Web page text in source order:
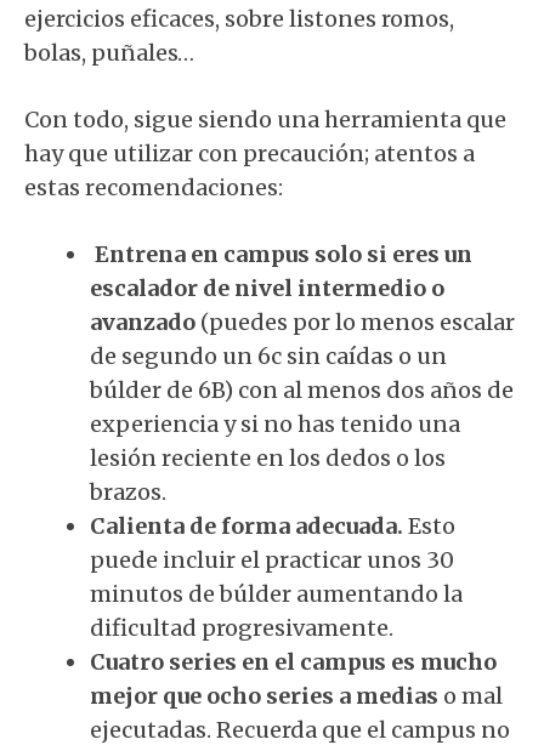
ejercicios eficaces, sobre listones romos,
bolas, puñales…
Con todo, sigue siendo una herramienta que
hay que utilizar con precaución; atentos a
estas recomendaciones:
Entrena en campus solo si eres un
escalador de nivel intermedio o
avanzado (puedes por lo menos escalar
de segundo un 6c sin caídas o un
búlder de 6B) con al menos dos años de
experiencia y si no has tenido una
lesión reciente en los dedos o los
brazos.
Calienta de forma adecuada. Esto
puede incluir el practicar unos 30
minutos de búlder aumentando la
dificultad progresivamente.
Cuatro series en el campus es mucho
mejor que ocho series a medias o mal
ejecutadas. Recuerda que el campus no